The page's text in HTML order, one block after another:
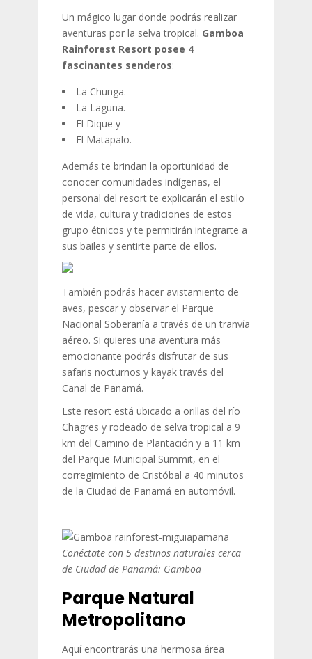
Un mágico lugar donde podrás realizar
aventuras por la selva tropical. Gamboa
Rainforest Resort posee 4
fascinantes senderos:
La Chunga.
La Laguna.
El Dique y
El Matapalo.
Además te brindan la oportunidad de
conocer comunidades indígenas, el
personal del resort te explicarán el estilo
de vida, cultura y tradiciones de estos
grupo étnicos y te permitirán integrarte a
sus bailes y sentirte parte de ellos.
También podrás hacer avistamiento de
aves, pescar y observar el Parque
Nacional Soberanía a través de un tranvía
aéreo. Si quieres una aventura más
emocionante podrás disfrutar de sus
safaris nocturnos y kayak través del
Canal de Panamá.
Este resort está ubicado a orillas del río
Chagres y rodeado de selva tropical a 9
km del Camino de Plantación y a 11 km
del Parque Municipal Summit, en el
corregimiento de Cristóbal a 40 minutos
de la Ciudad de Panamá en automóvil.
Conéctate con 5 destinos naturales cerca
de Ciudad de Panamá: Gamboa
Parque Natural
Metropolitano
Aquí encontrarás una hermosa área